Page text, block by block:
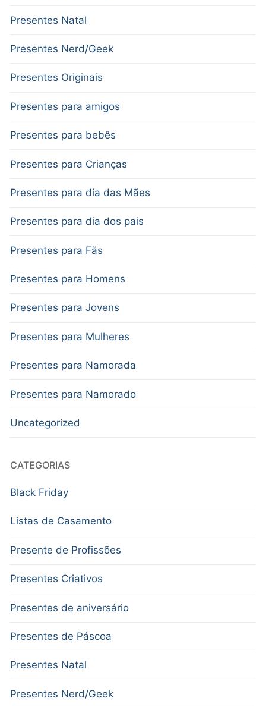
Presentes Natal
Presentes Nerd/Geek
Presentes Originais
Presentes para amigos
Presentes para bebês
Presentes para Crianças
Presentes para dia das Mães
Presentes para dia dos pais
Presentes para Fãs
Presentes para Homens
Presentes para Jovens
Presentes para Mulheres
Presentes para Namorada
Presentes para Namorado
Uncategorized
CATEGORIAS
Black Friday
Listas de Casamento
Presente de Profissões
Presentes Criativos
Presentes de aniversário
Presentes de Páscoa
Presentes Natal
Presentes Nerd/Geek